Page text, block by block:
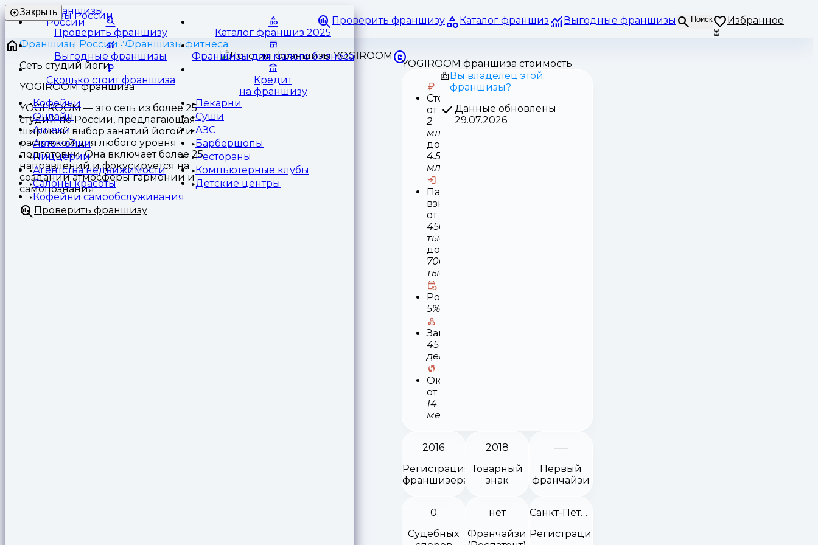
Франшизы
России
Проверить франшизу Каталог франшиз Выгодные франшизы Поиск
Избранное
⏳
Закрыть
Проверить франшизу Каталог франшиз 2025
Выгодные франшизы Франшизы для малого бизнеса
Сколько стоит франшиза
Кредит
на франшизу
Кофейни
Пекарни
Онлайн
Суши
Аптеки
АЗС
Автомойки
Барбершопы
Пиццерии
Рестораны
Агентства недвижимости
Компьютерные клубы
Салоны красоты
Детские центры
Кофейни самообслуживания
Франшизы России
Франшизы фитнеса
Сеть студий йоги
YOGIROOM франшиза
YOGI ROOM — это сеть из более 25
студий по России, предлагающая
широкий выбор занятий йогой и
растяжкой для любого уровня
подготовки. Она включает более 25
направлений и фокусируется на
создании атмосферы гармонии и
самопознания
Проверить франшизу
YOGIROOM франшиза стоимость
Стоимость
от
2
млн
до
4.5
млн
Паушальный
взнос
от
450
тыс
до
700
тыс
Роялти
5%
Запуск
45
деней
Окупаемость
от
14
месяцев
Вы владелец этой
франшизы?
Данные обновлены
29.07.2026
2016
Регистрация
франшизера
2018
Товарный
знак
Первый
франчайзи
0
Судебных
нет
Франчайзи
Санкт-Петербург
Регистрация